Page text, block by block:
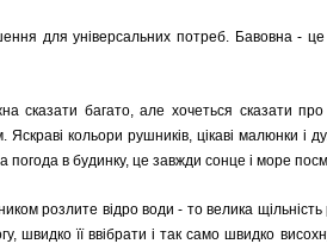
для універсальних потреб. Бавовна -
багато, але хочеться сказати
кольори рушників, цікаві малюнки і
в будинку, це завжди сонце і море
розлите відро води - то велика
швидко її ввібрати і так само швидко